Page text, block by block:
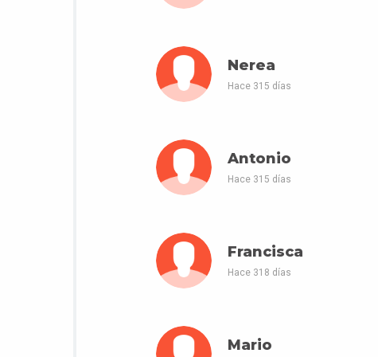
Nerea
Hace 315 días
Antonio
Hace 315 días
Francisca
Hace 318 días
Mario